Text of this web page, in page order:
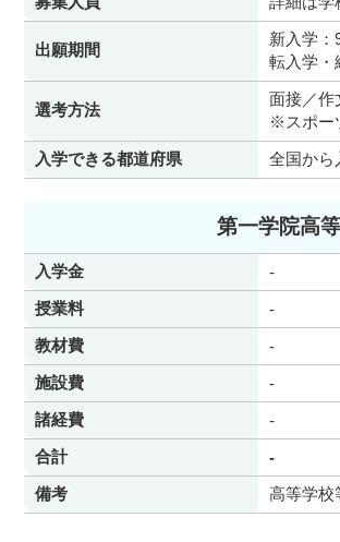
出願期間
新入学：
転入学・
選考方法
面接／作
※スポー
入学できる都道府県
全国から
第一学院高
入学金
-
授業料
-
教材費
-
施設費
-
諸経費
-
合計
-
備考
高等学校